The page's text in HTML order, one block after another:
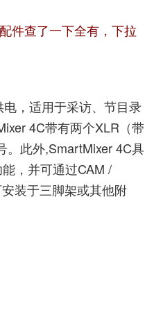
件查了一下全有，下拉
，适用于采访、节目录
4C带有两个XLR（带
。此外,SmartMixer 4C具
，并可通过CAM /
装于三脚架或其他附